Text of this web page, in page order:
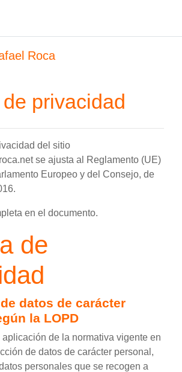
Roca
privacidad
del sitio
se ajusta al Reglamento (UE)
Europeo y del Consejo, de
en el documento.
de
datos de carácter
la LOPD
aplicación de la normativa vigente en
de datos de carácter personal,
personales que se recogen a